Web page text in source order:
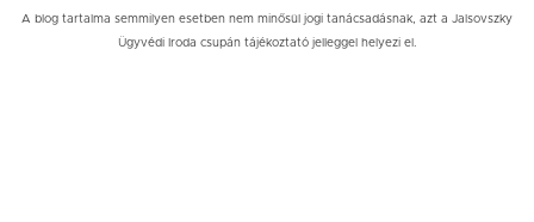
A blog tartalma semmilyen esetben nem minősül jogi tanácsadásnak, azt a Jalsovszky
Ügyvédi Iroda csupán tájékoztató jelleggel helyezi el.